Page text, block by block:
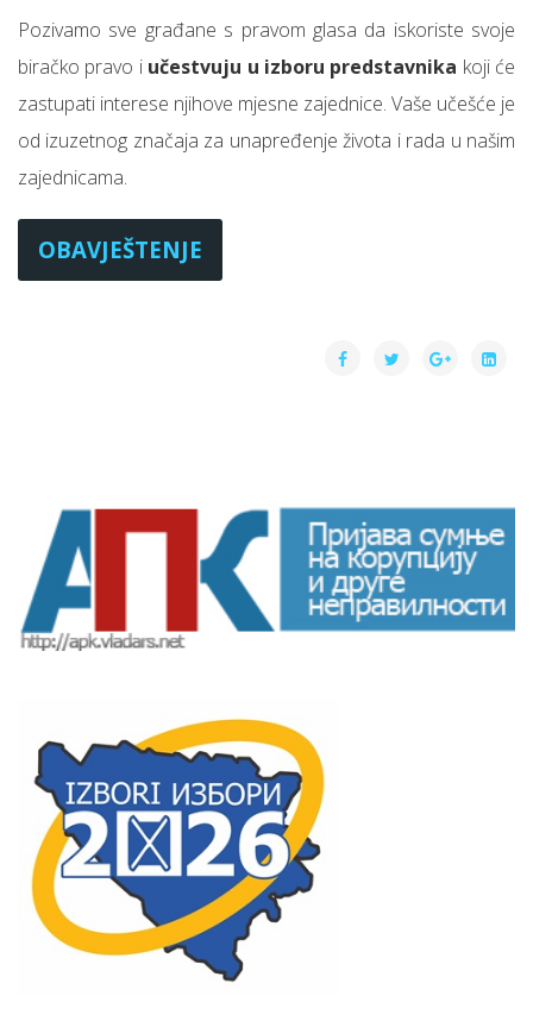
Pozivamo sve građane s pravom glasa da iskoriste svoje
biračko pravo i učestvuju u izboru predstavnika koji će
zastupati interese njihove mjesne zajednice. Vaše učešće je
od izuzetnog značaja za unapređenje života i rada u našim
zajednicama.
OBAVJEŠTENJE